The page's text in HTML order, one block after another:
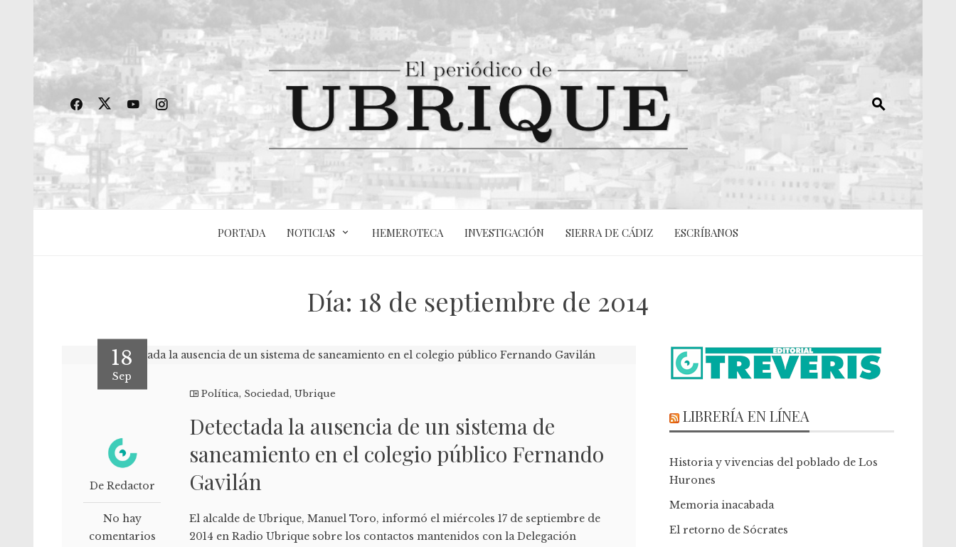
PORTADA NOTICIAS HEMEROTECA INVESTIGACIÓN SIERRA DE CÁDIZ ESCRÍBANOS
Día: 18 de septiembre de 2014
18
Sep
De Redactor
No hay
comentarios
Política, Sociedad,Ubrique
Detectada la ausencia de un sistema de
saneamiento en el colegio público Fernando
Gavilán
El alcalde de Ubrique, Manuel Toro, informó el miércoles 17 de septiembre de
2014 en Radio Ubrique sobre los contactos mantenidos con la Delegación
LIBRERÍA EN LÍNEA
Historia y vivencias del poblado de Los
Hurones
Memoria inacabada
El retorno de Sócrates